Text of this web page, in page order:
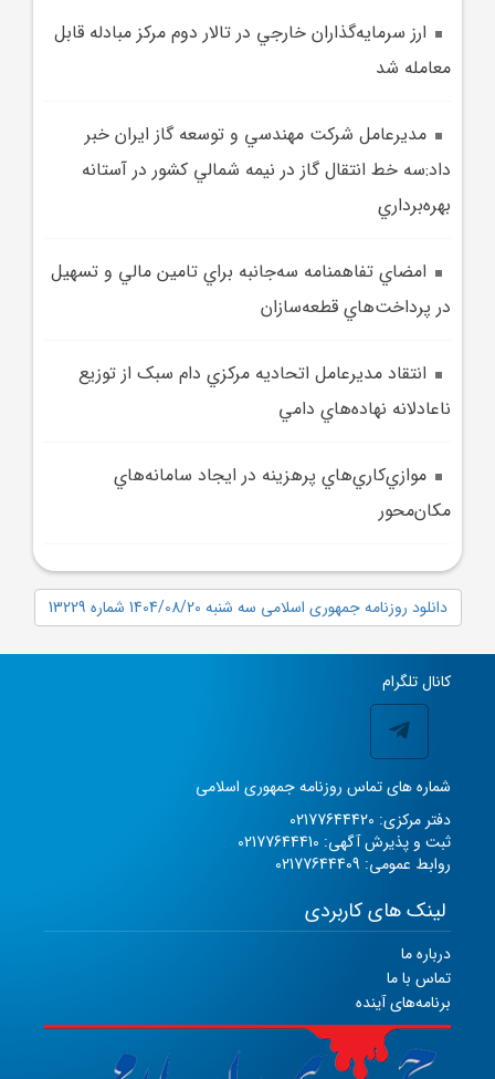
ارز سرمايه‌گذاران خارجي در تالار دوم مرکز مبادله قابل
معامله شد
مديرعامل شرکت مهندسي و توسعه گاز ايران خبر
داد:سه خط انتقال گاز در نيمه شمالي کشور در آستانه
بهره‌برداري
امضاي ‌تفاهمنامه سه‌جانبه‌ براي تامين مالي و تسهيل
در پرداخت‌هاي قطعه‌سازان‌
انتقاد مديرعامل اتحاديه مرکزي دام سبک از توزيع
ناعادلانه نهاده‌هاي دامي
موازي‌کاري‌هاي پرهزينه در ايجاد سامانه‌هاي
مکان‌محور
دانلود روزنامه جمهوری اسلامی سه شنبه 1404/08/20 شماره 13229
کانال تلگرام
شماره های تماس روزنامه جمهوری اسلامی
دفتر مرکزی: 02177644420
ثبت و پذیرش آگهی: 02177644410
روابط عمومی: 02177644409
لینک های کاربردی
درباره ما
تماس با ما
برنامه‌های آینده